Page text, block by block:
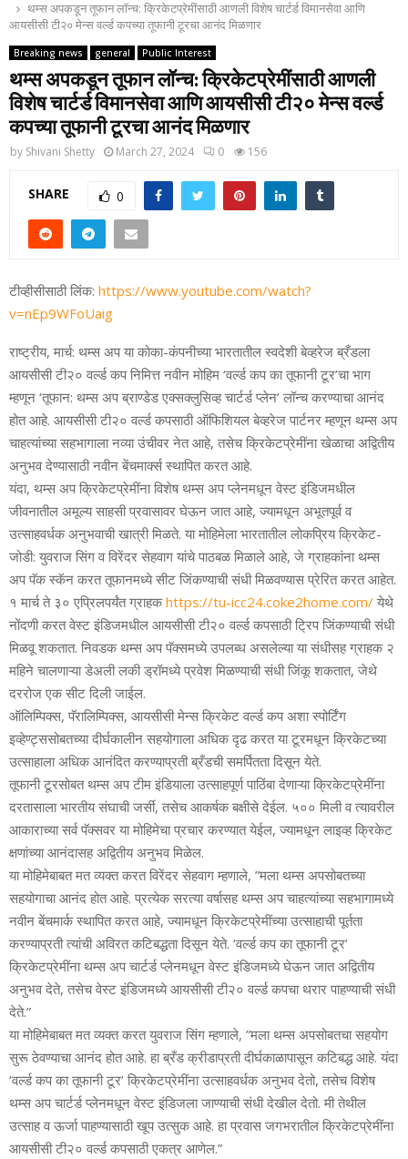
थम्‍स अपकडून तूफान लॉन्च: क्रिकेटप्रेमींसाठी आणली विशेष चार्टर्ड विमानसेवा आणि
आयसीसी टी२० मेन्‍स वर्ल्‍ड कपच्‍या तूफानी टूरचा आनंद मिळणार
Breaking news general Public Interest
थम्‍स अपकडून तूफान लॉन्च: क्रिकेटप्रेमींसाठी आणली
विशेष चार्टर्ड विमानसेवा आणि आयसीसी टी२० मेन्‍स वर्ल्‍ड
कपच्‍या तूफानी टूरचा आनंद मिळणार
by Shivani Shetty March 27, 2024 0 156
SHARE 0
टीव्‍हीसीसाठी लिंक: https://www.youtube.com/watch?
v=nEp9WFoUaig
राष्‍ट्रीय, मार्च: थम्‍स अप या कोका-कंपनीच्‍या भारतातील स्‍वदेशी बेव्‍हरेज ब्रँडला
आयसीसी टी२० वर्ल्‍ड कप निमित्त नवीन मोहिम ‘वर्ल्‍ड कप का तूफानी टूर’चा भाग
म्‍हणून ‘तूफान: थम्‍स अप ब्राण्‍डेड एक्‍सक्‍लुसिव्‍ह चार्टर्ड प्‍लेन’ लॉन्च करण्‍याचा आनंद
होत आहे. आयसीसी टी२० वर्ल्‍ड कपसाठी ऑफिशियल बेव्‍हरेज पार्टनर म्‍हणून थम्‍स अप
चाहत्‍यांच्‍या सहभागाला नव्‍या उंचीवर नेत आहे, तसेच क्रिकेटप्रेमींना खेळाचा अद्वितीय
अनुभव देण्‍यासाठी नवीन बेंचमार्क्‍स स्‍थापित करत आहे.
यंदा, थम्‍स अप क्रिकेटप्रेमींना विशेष थम्‍स अप प्‍लेनमधून वेस्‍ट इंडिजमधील
जीवनातील अमूल्‍य साहसी प्रवासावर घेऊन जात आहे, ज्‍यामधून अभूतपूर्व व
उत्‍साहवर्धक अनुभवाची खात्री मिळते. या मोहिमेला भारतातील लोकप्रिय क्रिकेट-
जोडी: युवराज सिंग व विरेंदर सेहवाग यांचे पाठबळ मिळाले आहे, जे ग्राहकांना थम्‍स
अप पॅक स्‍कॅन करत तूफानमध्‍ये सीट जिंकण्‍याची संधी मिळवण्‍यास प्रेरित करत आहेत.
१ मार्च ते ३० एप्रिलपर्यंत ग्राहकhttps://tu-icc24.coke2home.com/ येथे
नोंदणी करत वेस्‍ट इंडिजमधील आयसीसी टी२० वर्ल्‍ड कपसाठी ट्रिप जिंकण्‍याची संधी
मिळवू शकतात. निवडक थम्‍स अप पॅक्‍समध्‍ये उपलब्‍ध असलेल्‍या या संधीसह ग्राहक २
महिने चालणाऱ्या डेअली लकी ड्रॉमध्‍ये प्रवेश मिळण्‍याची संधी जिंकू शकतात, जेथे
दररोज एक सीट दिली जाईल.
ऑलिम्पिक्‍स, पॅरालिम्पिक्‍स, आयसीसी मेन्‍स क्रिकेट वर्ल्‍ड कप अशा स्‍पोर्टिंग
इव्‍हेण्‍ट्ससोबतच्‍या दीर्घकालीन सहयोगाला अधिक दृढ करत या टूरमधून क्रिकेटच्‍या
उत्‍साहाला अधिक आनंदित करण्‍याप्रती ब्रँडची समर्पितता दिसून येते.
तूफानी टूरसोबत थम्‍स अप टीम इंडियाला उत्‍साहपूर्ण पाठिंबा देणाऱ्या क्रिकेटप्रेमींना
दरतासाला भारतीय संघाची जर्सी, तसेच आकर्षक बक्षीसे देईल. ५०० मिली व त्‍यावरील
आकाराच्‍या सर्व पॅक्‍सवर या मोहिमेचा प्रचार करण्‍यात येईल, ज्‍यामधून लाइव्‍ह क्रिकेट
क्षणांच्‍या आनंदासह अद्वितीय अनुभव मिळेल.
या मोहिमेबाबत मत व्‍यक्‍त करत विरेंदर सेहवाग म्‍हणाले, ”मला थम्‍स अपसोबतच्‍या
सहयोगाचा आनंद होत आहे. प्रत्‍येक सरत्‍या वर्षासह थम्‍स अप चाहत्‍यांच्‍या सहभागामध्‍ये
नवीन बेंचमार्क स्‍थापित करत आहे, ज्‍यामधून क्रिकेटप्रेमींच्‍या उत्‍साहाची पूर्तता
करण्‍याप्रती त्‍यांची अविरत कटिबद्धता दिसून येते. ‘वर्ल्‍ड कप का तूफानी टूर’
क्रिकेटप्रेमींना थम्‍स अप चार्टर्ड प्‍लेनमधून वेस्‍ट इंडि‍जमध्‍ये घेऊन जात अद्वितीय
अनुभव देते, तसेच वेस्‍ट इंडिजमध्‍ये आयसीसी टी२० वर्ल्‍ड कपचा थरार पाहण्‍याची संधी
देते.”
या मोहिमेबाबत मत व्‍यक्‍त करत युवराज सिंग म्‍हणाले, ”मला थम्‍स अपसोबतचा सहयोग
सुरू ठेवण्‍याचा आनंद होत आहे. हा ब्रँड क्रीडाप्रती दीर्घकाळापासून कटिबद्ध आहे. यंदा
‘वर्ल्‍ड कप का तूफानी टूर’ क्रिकेटप्रेमींना उत्‍साहवर्धक अनुभव देतो, तसेच विशेष
थम्‍स अप चार्टर्ड प्‍लेनमधून वेस्‍ट इंडिजला जाण्‍याची संधी देखील देतो. मी तेथील
उत्‍साह व ऊर्जा पाहण्‍यासाठी खूप उत्‍सुक आहे. हा प्रवास जगभरातील क्रिकेटप्रेमींना
आयसीसी टी२० वर्ल्‍ड कपसाठी एकत्र आणेल.”